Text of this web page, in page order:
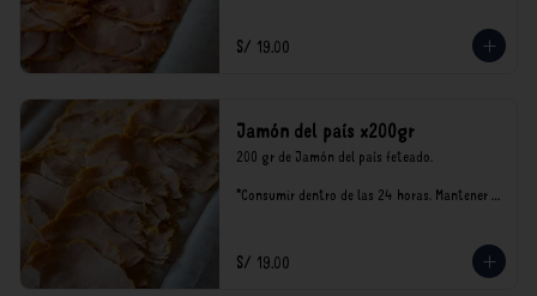
incluyen impuestos de ley y recargo al
consumo.
S/ 19.00
Jamón del país x200gr
200 gr de Jamón del país feteado.
*Consumir dentro de las 24 horas. Mantener
incluyen impuestos de ley y recargo al
consumo.
S/ 19.00